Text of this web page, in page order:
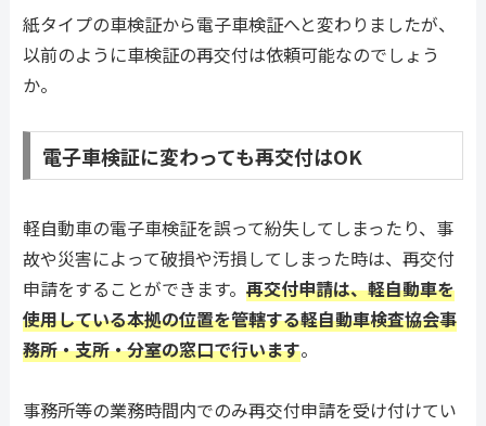
紙タイプの車検証から電子車検証へと変わりましたが、
以前のように車検証の再交付は依頼可能なのでしょう
か。
電子車検証に変わっても再交付はOK
軽自動車の電子車検証を誤って紛失してしまったり、事
故や災害によって破損や汚損してしまった時は、再交付
申請をすることができます。 再交付申請は、軽自動車を
使用している本拠の位置を管轄する軽自動車検査協会事
務所・支所・分室の窓口で行います。
事務所等の業務時間内でのみ再交付申請を受け付けてい